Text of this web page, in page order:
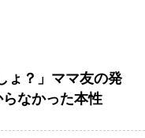
ょ？」ママ友の発
なかった本性